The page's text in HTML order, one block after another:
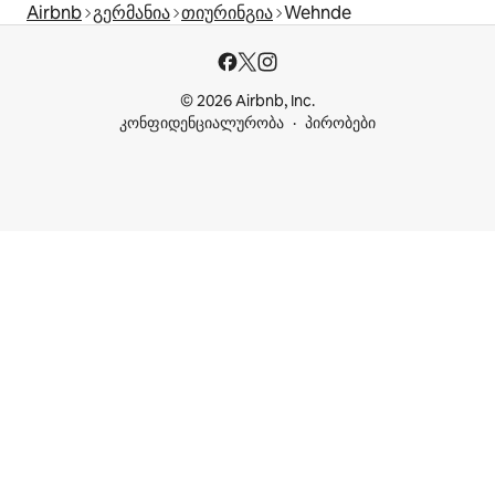
Airbnb გერმანია თიურინგია Wehnde
© 2026 Airbnb, Inc.
კონფიდენციალურობა
პირობები